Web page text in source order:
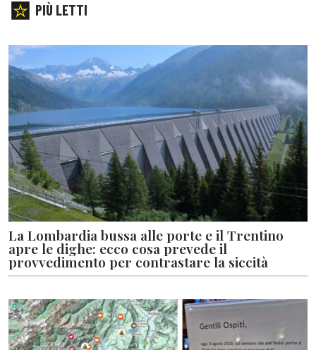
PIÙ LETTI
La Lombardia bussa alle porte e il Trentino
apre le dighe: ecco cosa prevede il
provvedimento per contrastare la siccità